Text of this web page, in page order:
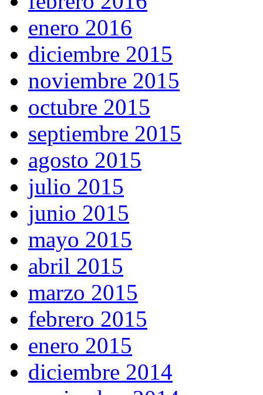
enero 2016
diciembre 2015
noviembre 2015
octubre 2015
septiembre 2015
agosto 2015
julio 2015
junio 2015
mayo 2015
abril 2015
marzo 2015
febrero 2015
enero 2015
diciembre 2014